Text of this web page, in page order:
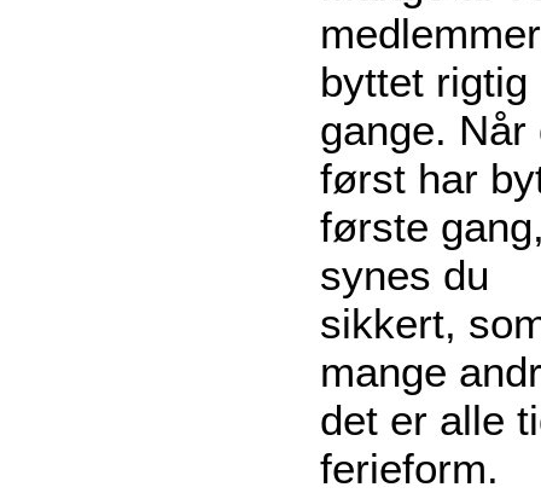
byttet rigtig
gange. Når
først har
første
synes du
sikkert,
mange
det er alle
ferieform.